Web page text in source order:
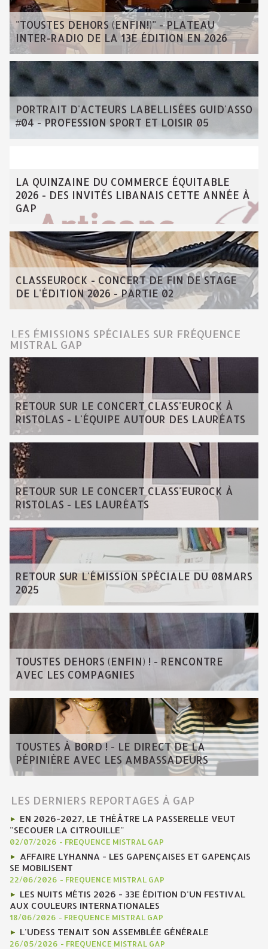
"TOUSTES DEHORS (ENFIN!)" - PLATEAU
INTER-RADIO DE LA 13E ÉDITION EN 2026
PORTRAIT D'ACTEURS LABELLISÉES GUID'ASSO
#04 - PROFESSION SPORT ET LOISIR 05
LA QUINZAINE DU COMMERCE ÉQUITABLE
2026 - DES INVITÉS LIBANAIS CETTE ANNÉE À
GAP
CLASSEUROCK - CONCERT DE FIN DE STAGE
DE L'ÉDITION 2026 - PARTIE 02
LES ÉMISSIONS SPÉCIALES SUR FRÉQUENCE
MISTRAL GAP
RETOUR SUR LE CONCERT CLASS'EUROCK À
RISTOLAS - L'ÉQUIPE AUTOUR DES LAURÉATS
RETOUR SUR LE CONCERT CLASS'EUROCK À
RISTOLAS - LES LAURÉATS
RETOUR SUR L'ÉMISSION SPÉCIALE DU 08MARS
2025
TOUSTES DEHORS (ENFIN) ! - RENCONTRE
AVEC LES COMPAGNIES
TOUSTES À BORD ! - LE DIRECT DE LA
PÉPINIÈRE AVEC LES AMBASSADEURS
LES DERNIERS REPORTAGES À GAP
EN 2026-2027, LE THÉÂTRE LA PASSERELLE VEUT
"SECOUER LA CITROUILLE"
02/07/2026 - FREQUENCE MISTRAL GAP
AFFAIRE LYHANNA - LES GAPENÇAISES ET GAPENÇAIS
SE MOBILISENT
22/06/2026 - FREQUENCE MISTRAL GAP
LES NUITS MÉTIS 2026 - 33E ÉDITION D'UN FESTIVAL
AUX COULEURS INTERNATIONALES
18/06/2026 - FREQUENCE MISTRAL GAP
L'UDESS TENAIT SON ASSEMBLÉE GÉNÉRALE
26/05/2026 - FREQUENCE MISTRAL GAP